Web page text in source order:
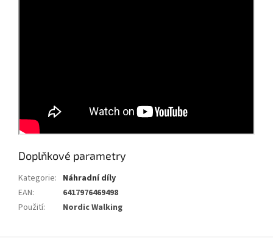
Doplňkové parametry
Kategorie: Náhradní díly
EAN:
6417976469498
Použití: Nordic Walking